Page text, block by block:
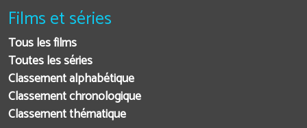
Films et séries
Tous les films
Toutes les séries
Classement alphabétique
Classement chronologique
Classement thématique